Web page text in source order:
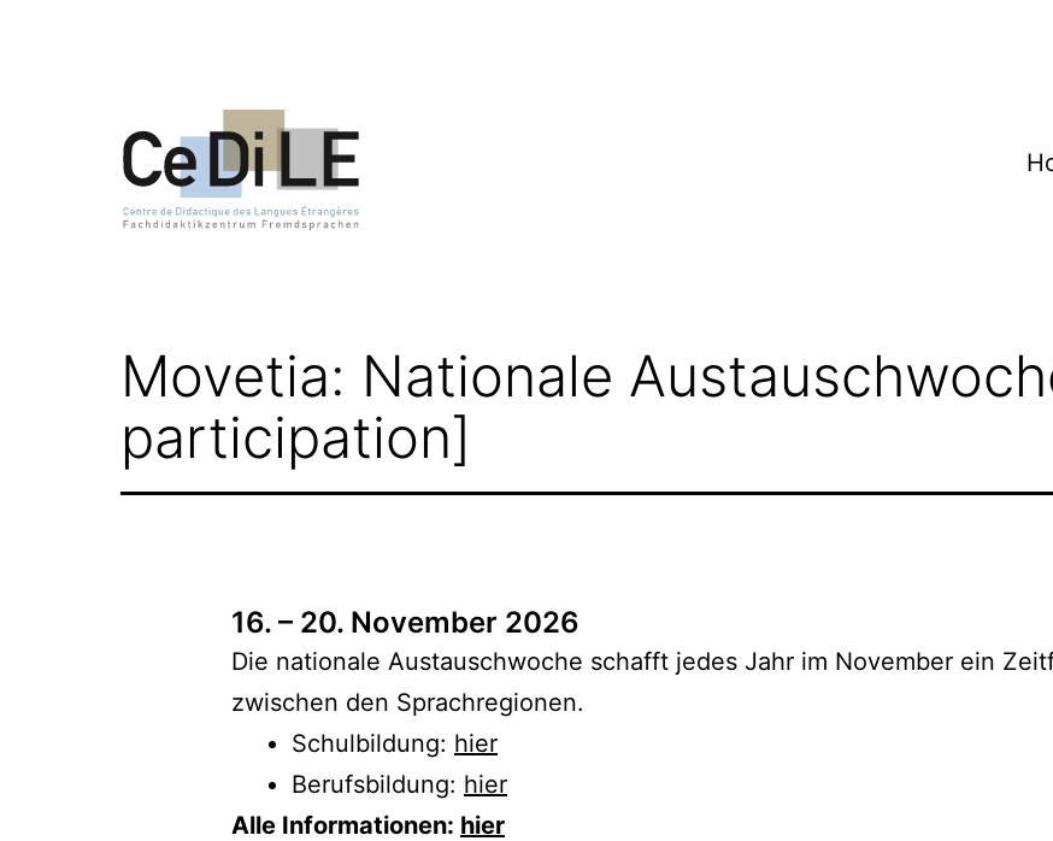
Movetia: Nationale
participation]
16. – 20. November 2026
Die nationale Austauschwoche schafft jedes Jahr im November ein
zwischen den Sprachregionen.
Schulbildung: hier
Berufsbildung: hier
Alle Informationen: hier